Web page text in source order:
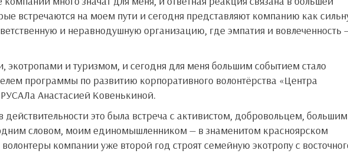
встречаются на моем пути и сегодня представляют компанию как
и неравнодушную организацию, где эмпатия и вовлеченность
программы по развитию корпоративного волонтёрства «Центра
Анастасией Ковенькиной.
словом, моим единомышленником — в знаменитом красноярском
компании уже второй год строят семейную экотропу с